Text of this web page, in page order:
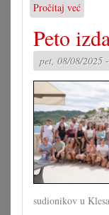
Pročitaj već
52.
Dan
u
Peto
pet, 08/08/2025
sudionikov u